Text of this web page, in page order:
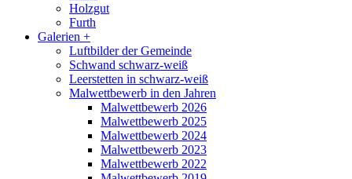
Holzgut
Furth
Galerien +
Luftbilder der Gemeinde
Schwand schwarz-weiß
Leerstetten in schwarz-weiß
Malwettbewerb in den Jahren
Malwettbewerb 2026
Malwettbewerb 2025
Malwettbewerb 2024
Malwettbewerb 2023
Malwettbewerb 2022